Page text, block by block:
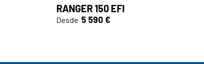
RANGER 150 EFI
Desde 5 590 €